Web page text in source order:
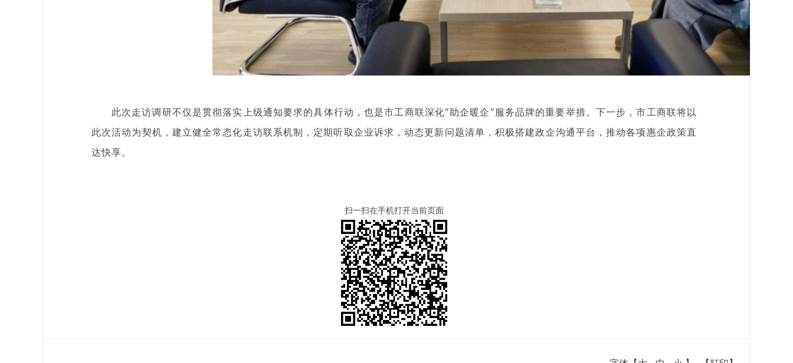
此次走访调研不仅是贯彻落实上级通知要求的具体行动，也是市工商联深化"助企暖企"服务品牌的重要举措。下一步，市工商联将以
此次活动为契机，建立健全常态化走访联系机制，定期听取企业诉求，动态更新问题清单，积极搭建政企沟通平台，推动各项惠企政策直
达快享。
扫一扫在手机打开当前页面